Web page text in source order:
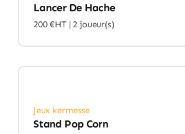
Lancer De Hache
200 €HT | 2 joueur(s)
Jeux kermesse
Stand Pop Corn